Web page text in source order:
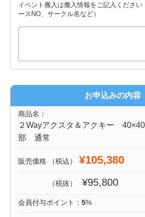
イベント搬入は搬入情報をご記入くださ
ースNO、サークル名など）
お申込みの内容
商品名：
２Wayアクスタ＆アクキー
部 通常
販売価格 （税込） ¥105,380
（税抜） ¥95,800
会員付与ポイント： 5%